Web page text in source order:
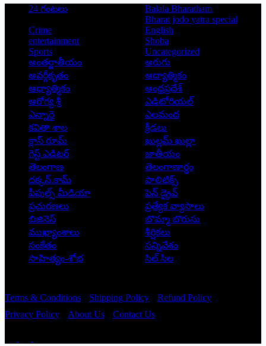
24 గంటలు
Balala Bharatham
Bharat jodo yatra special
Crime
English
entertainment
Shoba
Sports
Uncategorized
అంతర్జాతీయం
అరుగు
అవర్గీకృతం
ఆద్యాత్మికం
ఆధ్యాత్మికం
ఆంధ్రప్రదేశ్
ఆరోగ్య శ్రీ
ఎడిటోరియల్
ఎన్నారై
ఎలమంద
కవితా శాల
క్రీడలు
క్లాస్ రూమ్
ఖుల్లమ్ ఖుల్లా
గెస్ట్ ఎడిటర్
జాతీయం
తెలంగాణ
తెలంగాణార్థం
దక్కన్.కామ్
పాలిటిక్స్
పీపుల్స్ ‌మీడియా
పెన్ డ్రైవ్
ప్రచురణలు
ప్రత్యేక వ్యాసాలు
బిజినెస్
బొమ్మా బొరుసు
ముఖ్యాంశాలు
శీర్షికలు
సంకేతం
సన్నివేశం
సాహిత్యం-శోభ
సిల్ సిల
Terms & Conditions Shipping Policy
Refund Policy
Privacy Policy
About Us Contact Us